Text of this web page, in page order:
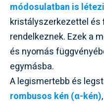
módosulatban is
kristályszerkezettel és
rendelkeznek. Ezek a
és nyomás
egymásba.
A legismertebb és
rombusos kén (α-kén)